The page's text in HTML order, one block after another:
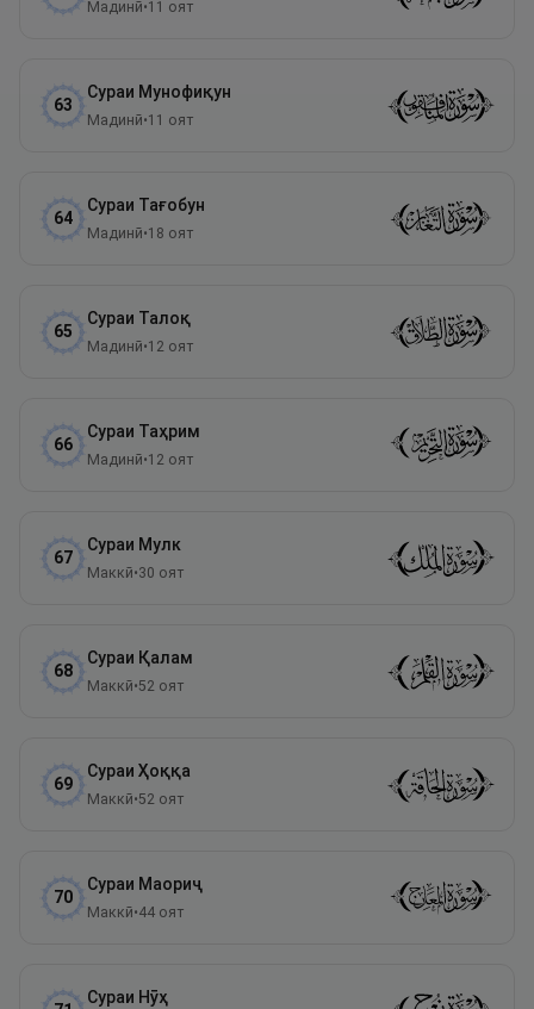
Мадинӣ•11 оят
63
Сураи Мунофиқун
Мадинӣ•11 оят
64
Сураи Тағобун
Мадинӣ•18 оят
65
Сураи Талоқ
Мадинӣ•12 оят
66
Сураи Таҳрим
Мадинӣ•12 оят
67
Сураи Мулк
Маккӣ•30 оят
68
Сураи Қалам
Маккӣ•52 оят
69
Сураи Ҳоққа
Маккӣ•52 оят
70
Сураи Маориҷ
Маккӣ•44 оят
Сураи Нӯҳ